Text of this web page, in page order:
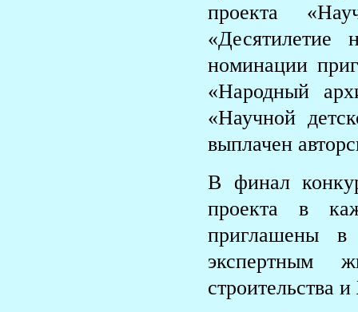
проекта
«Десятилетие
номинации
«Народный
«Научной
выплачен
В финал
проекта в
приглашены
экспертным
строительства